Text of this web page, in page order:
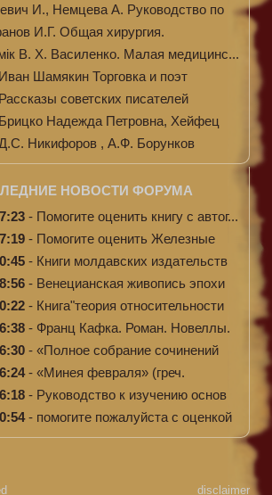
И., Немцева А. Руководство по
И.Г. Общая хирургия.
В. Х. Василенко. Малая медицинс...
Иван Шамякин Торговка и поэт
Рассказы советских писателей
Брицко Надежда Петровна, Хейфец
Д.С. Никифоров , А.Ф. Борунков
НОВОСТИ ФОРУМА
- Помогите оценить книгу с автог...
- Помогите оценить Железные
- Книги молдавских издательств
- Венецианская живопись эпохи
- Книга"теория относительности
- Франц Кафка. Роман. Новеллы.
- «Полное собрание сочинений
- «Минея февраля» (греч.
- Руководство к изучению основ
- помогите пожалуйста с оценкой
disclaimer